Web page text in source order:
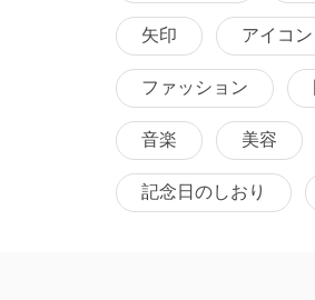
矢印 アイコン
ファッション
音楽 美容
記念日のしおり